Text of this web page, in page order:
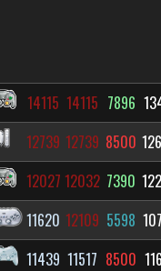
14115 14115 7896
12739 12739 8500
12027 12032 7390
11620 12109 5598
11439 11517 8500